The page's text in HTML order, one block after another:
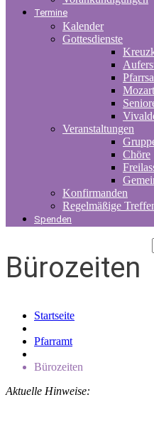
Termine
Kalender
Gottesdienste
Veranstaltungen
Chöre
Konfirmanden
Regelmäßige
Spenden
Bürozeiten
Startseite
Pfarramt
Bürozeiten
Aktuelle Hinweise: